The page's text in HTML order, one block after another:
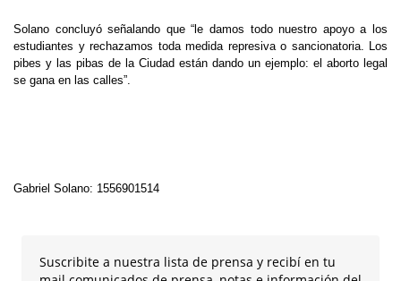
Solano concluyó señalando que “le damos todo nuestro apoyo a los
estudiantes y rechazamos toda medida represiva o sancionatoria. Los
pibes y las pibas de la Ciudad están dando un ejemplo: el aborto legal
se gana en las calles”.
Gabriel Solano: 1556901514
Suscribite a nuestra lista de prensa y recibí en tu